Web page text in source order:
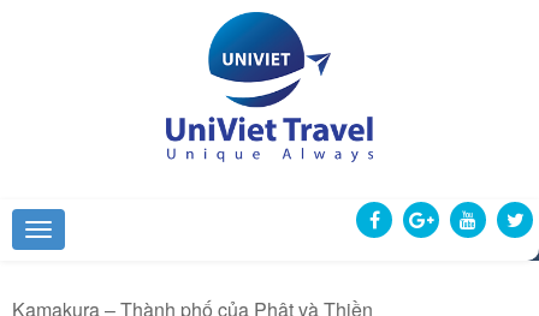
Kamakura – Thành phố của Phật và Thiền